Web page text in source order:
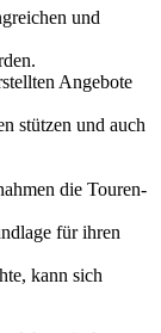
und
Angebote
stützen und auch
die Touren-
für ihren
kann sich